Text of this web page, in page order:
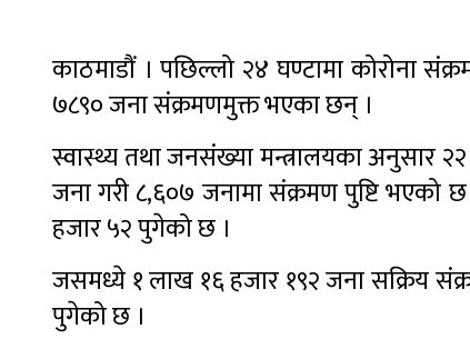
काठमाडौं । पछिल्लो २४ घण्टामा कोरोना
७८९० जना संक्रमणमुक्त भएका छन् ।
स्वास्थ्य तथा जनसंख्या मन्त्रालयका अनुसार
जना गरी ८,६०७ जनामा संक्रमण पुष्टि
हजार ५२ पुगेको छ ।
जसमध्ये १ लाख १६ हजार १९२ जना सक्रिय
पुगेको छ ।